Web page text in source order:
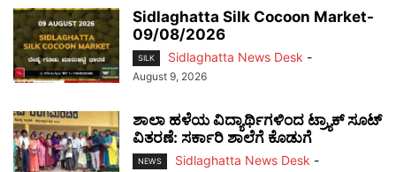
Sidlaghatta Silk Cocoon Market-
09/08/2026
SILK Sidlaghatta News Desk -
August 9, 2026
ಶಾಲಾ ಹಳೆಯ ವಿದ್ಯಾರ್ಥಿಗಳಿಂದ ಟ್ರ್ಯಾಕ್‌ ಸೂಟ್
ವಿತರಣೆ: ಸರ್ಕಾರಿ ಶಾಲೆಗೆ ಕೊಡುಗೆ
NEWS Sidlaghatta News Desk -